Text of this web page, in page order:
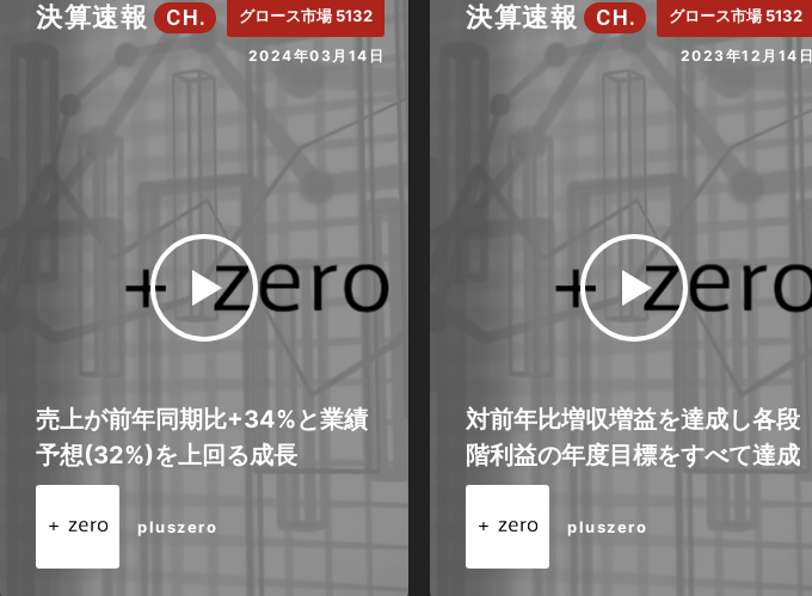
決算速報 CH. グロース市場 5132
2024年03月14日
pluszero
売上が前年同期比+34%と業績
予想(32%)を上回る成長
決算速報 CH. グロース市場 5132
2023年12月14日
pluszero
対前年比増収増益を達成し各段
階利益の年度目標をすべて達成